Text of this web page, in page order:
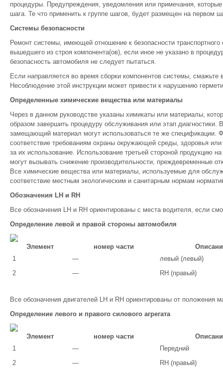
процедуры. Предупреждения, уведомления или примечания,
шага. Те что применить к группе шагов, будет размещен на первом
Системы безопасности
Ремонт системы, имеющей отношение к безопасности транспортного
вышедшего из строя компонента(ов), если иное не указано в
безопасность автомобиля не следует пытаться.
Если направляется во время сборки компонентов системы,
Несоблюдение этой инструкции может привести к нарушению
Определенные химические вещества или материалы
Через в данном руководстве указаны химикаты или материалы,
образом завершить процедуру обслуживания или этап диагностики.
замещающий материал могут использоваться те же спецификации.
соответствие требованиям охраны окружающей среды, здоровья или
за их использование. Использование третьей стороной продукцию
могут вызывать снижение производительности, преждевременные
Все химические вещества или материалы, используемые для
соответствие местным экологическим и санитарным нормам
Обозначения LH и RH
Все обозначения LH и RH ориентированы с места водителя, если
Определение левой и правой стороны автомобиля
Элемент номер части
1
—
левый (левый)
2
— RH (правый)
Все обозначения двигателей LH и RH ориентированы от положения
Определение левого и правого силового агрегата
Элемент номер части
1
—
Передний
2
—
RH (правый)